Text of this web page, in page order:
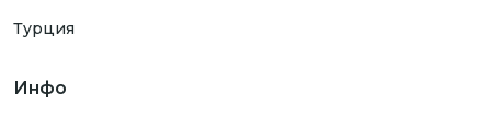
Турция
Инфо